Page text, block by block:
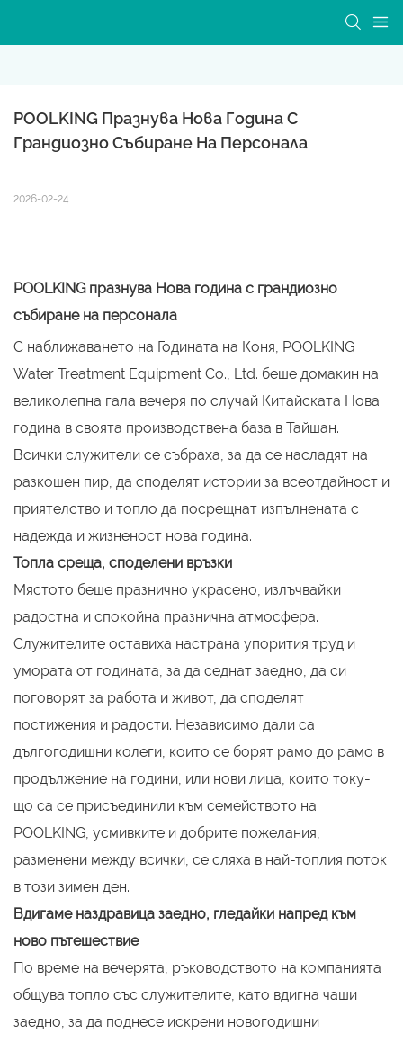
POOLKING Празнува Нова Година С
Грандиозно Събиране На Персонала
2026-02-24
POOLKING празнува Нова година с грандиозно
събиране на персонала
С наближаването на Годината на Коня, POOLKING
Water Treatment Equipment Co., Ltd. беше домакин на
великолепна гала вечеря по случай Китайската Нова
година в своята производствена база в Тайшан.
Всички служители се събраха, за да се насладят на
разкошен пир, да споделят истории за всеотдайност и
приятелство и топло да посрещнат изпълнената с
надежда и жизненост нова година.
Топла среща, споделени връзки
Мястото беше празнично украсено, излъчвайки
радостна и спокойна празнична атмосфера.
Служителите оставиха настрана упорития труд и
умората от годината, за да седнат заедно, да си
поговорят за работа и живот, да споделят
постижения и радости. Независимо дали са
дългогодишни колеги, които се борят рамо до рамо в
продължение на години, или нови лица, които току-
що са се присъединили към семейството на
POOLKING, усмивките и добрите пожелания,
разменени между всички, се сляха в най-топлия поток
в този зимен ден.
Вдигаме наздравица заедно, гледайки напред към
ново пътешествие
По време на вечерята, ръководството на компанията
общува топло със служителите, като вдигна чаши
заедно, за да поднесе искрени новогодишни